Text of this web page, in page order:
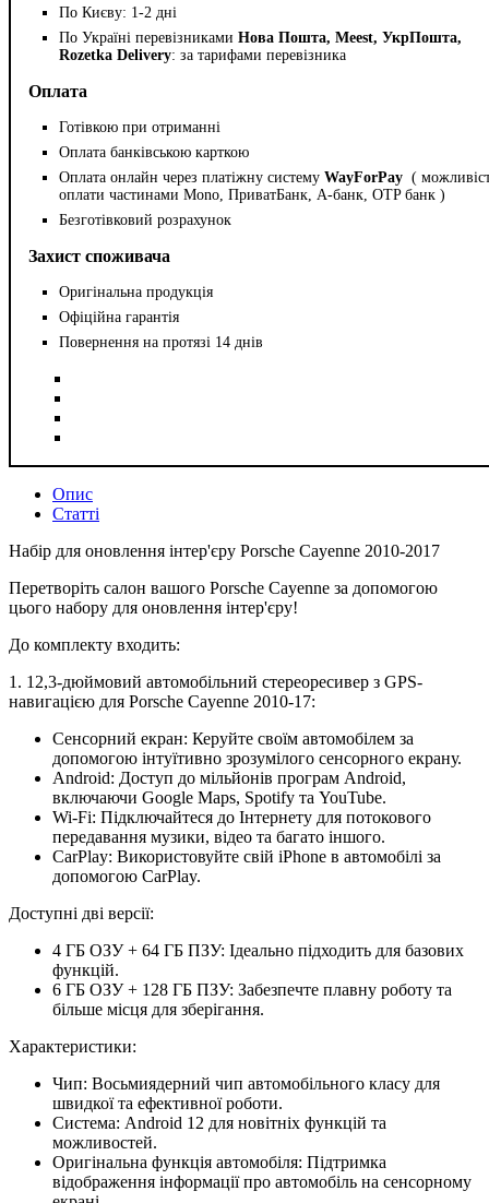
По Києву: 1-2 дні
По Україні перевізниками Нова Пошта, Meest, УкрПошта,
Rozetka Delivery: за тарифами перевізника
Оплата
Готівкою при отриманні
Оплата банківською карткою
Оплата онлайн через платіжну систему WayForPay (
оплати частинами Mono, ПриватБанк, А-банк, OTP банк )
Безготівковий розрахунок
Захист споживача
Оригінальна продукція
Офіційна гарантія
Повернення на протязі 14 днів
Опис
Статті
Набір для оновлення інтер'єру Porsche Cayenne 2010-2017
Перетворіть салон вашого Porsche Cayenne за допомогою
цього набору для оновлення інтер'єру!
До комплекту входить:
1. 12,3-дюймовий автомобільний стереоресивер з GPS-
навигацією для Porsche Cayenne 2010-17:
Сенсорний екран: Керуйте своїм автомобілем за
допомогою інтуїтивно зрозумілого сенсорного екрану.
Android: Доступ до мільйонів програм Android,
включаючи Google Maps, Spotify та YouTube.
Wi-Fi: Підключайтеся до Інтернету для потокового
передавання музики, відео та багато іншого.
CarPlay: Використовуйте свій iPhone в автомобілі за
допомогою CarPlay.
Доступні дві версії:
4 ГБ ОЗУ + 64 ГБ ПЗУ: Ідеально підходить для базових
функцій.
6 ГБ ОЗУ + 128 ГБ ПЗУ: Забезпечте плавну роботу та
більше місця для зберігання.
Характеристики:
Чип: Восьмиядерний чип автомобільного класу для
швидкої та ефективної роботи.
Система: Android 12 для новітніх функцій та
можливостей.
Оригінальна функція автомобіля: Підтримка
відображення інформації про автомобіль на сенсорному